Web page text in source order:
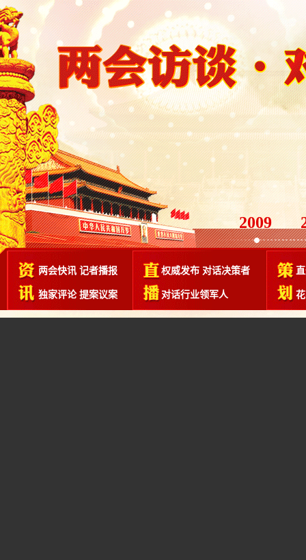
2009
两会快讯 记者播报
独家评论 提案议案
权威发布 对话决策者
对话行业领军人